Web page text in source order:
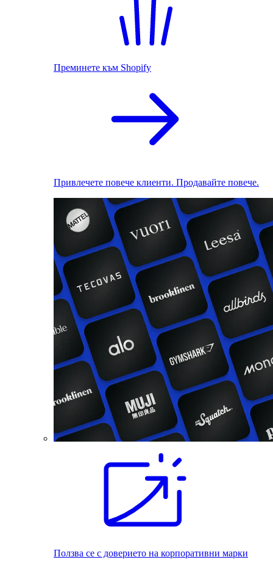
Преминете към Shopify
Привлечете повече клиенти. Продавайте повече.
Ползва се с доверието на корпоративни марки